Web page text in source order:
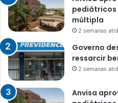
pediátricos
múltipla
2 semanas
Governo
ressarcir
2 semanas
Anvisa